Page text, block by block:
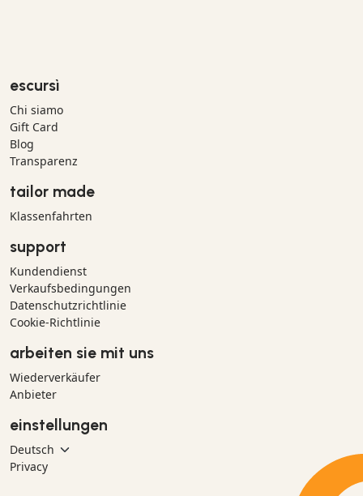
escursì
Chi siamo
Gift Card
Blog
Transparenz
tailor made
Klassenfahrten
support
Kundendienst
Verkaufsbedingungen
Datenschutzrichtlinie
Cookie-Richtlinie
arbeiten sie mit uns
Wiederverkäufer
Anbieter
einstellungen
Privacy